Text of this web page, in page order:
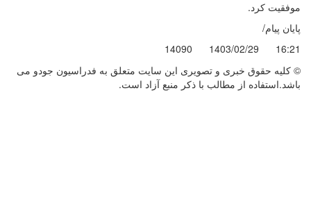
موفقیت کرد.
پایان پیام/
16:21
1403/02/29
14090
© کليه حقوق خبری و تصويری اين سايت متعلق به فدراسیون جودو می
باشد.استفاده از مطالب با ذكر منبع آزاد است.